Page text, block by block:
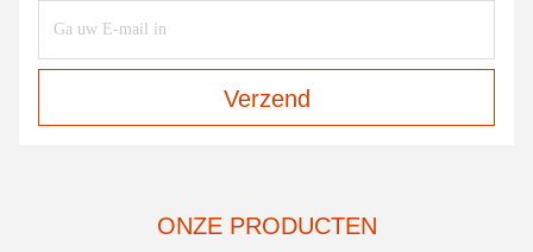
Verzend
ONZE PRODUCTEN